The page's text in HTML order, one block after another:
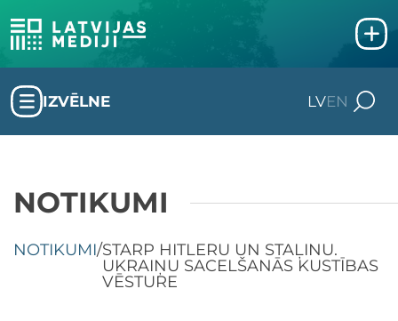
IZVĒLNE LVEN
NOTIKUMI
NOTIKUMI/STARP HITLERU UN STAĻINU.
UKRAIŅU SACELŠANĀS KUSTĪBAS
VĒSTURE